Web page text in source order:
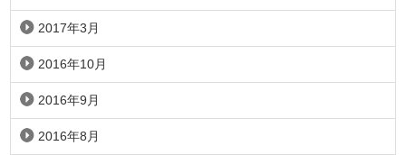
2017年3月
2016年10月
2016年9月
2016年8月